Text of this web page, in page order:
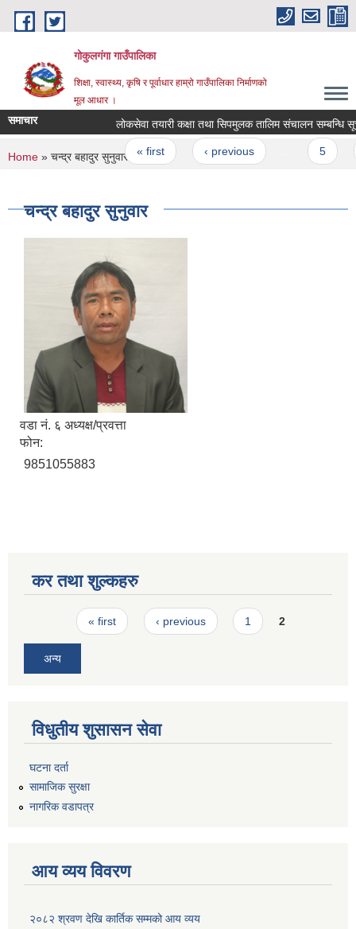
Skip to main content
गोकुलगंगा गाउँपालिका
शिक्षा, स्वास्थ्य, कृषि र पूर्वाधार हाम्रो गाउँपालिका निर्माणको
मूल आधार ।
समाचार लोकसेवा तयारी कक्षा तथा सिपमुलक तालिम संचालन सम्बन्धि
Pages
« first ‹ previous
You are here
Home » चन्द्र बहादुर सुनुवार
चन्द्र बहादुर सुनुवार
वडा नं. ६ अध्यक्ष/प्रवत्ता
फोन:
9851055883
कर तथा शुल्कहरु
Pages« first ‹ previous 1 2
अन्य
विधुतीय शुसासन सेवा
घटना दर्ता
सामाजिक सुरक्षा
नागरिक वडापत्र
आय व्यय विवरण
२०८२ श्रवण देखि कार्तिक सम्मको आय व्यय